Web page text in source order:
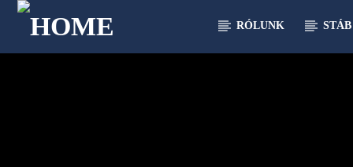
RÓLUNK STÁB